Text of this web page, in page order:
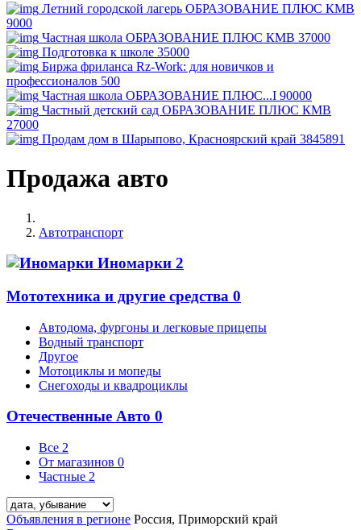
Летний городской лагерь ОБРАЗОВАНИЕ ПЛЮС КМВ
9000
Частная школа ОБРАЗОВАНИЕ ПЛЮС КМВ 37000
Подготовка к школе 35000
Биржа фриланса Rz-Work: для новичков и
профессионалов 500
Частная школа ОБРАЗОВАНИЕ ПЛЮС...I 90000
Частный детский сад ОБРАЗОВАНИЕ ПЛЮС КМВ
27000
Продам дом в Шарыпово, Красноярский край 3845891
Продажа авто
Автотранспорт
Иномарки 2
Мототехника и другие средства 0
Автодома, фургоны и легковые прицепы
Водный транспорт
Другое
Мотоциклы и мопеды
Снегоходы и квадроциклы
Отечественные Авто 0
Все 2
От магазинов 0
Частные 2
Объявления в регионе Россия, Приморский край